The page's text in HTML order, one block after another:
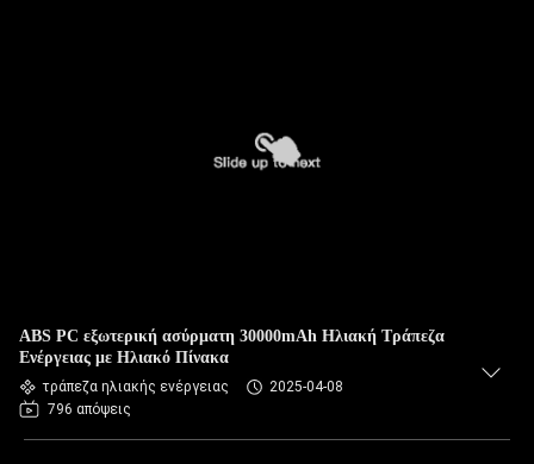
ABS PC εξωτερική ασύρματη 30000mAh Ηλιακή Τράπεζα
Ενέργειας με Ηλιακό Πίνακα
τράπεζα ηλιακής ενέργειας
2025-04-08
796 απόψεις